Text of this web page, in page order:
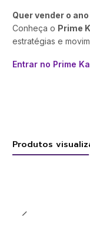
Quer vender o
Conheça o Prime
estratégias e
Entrar no Prime
Produtos